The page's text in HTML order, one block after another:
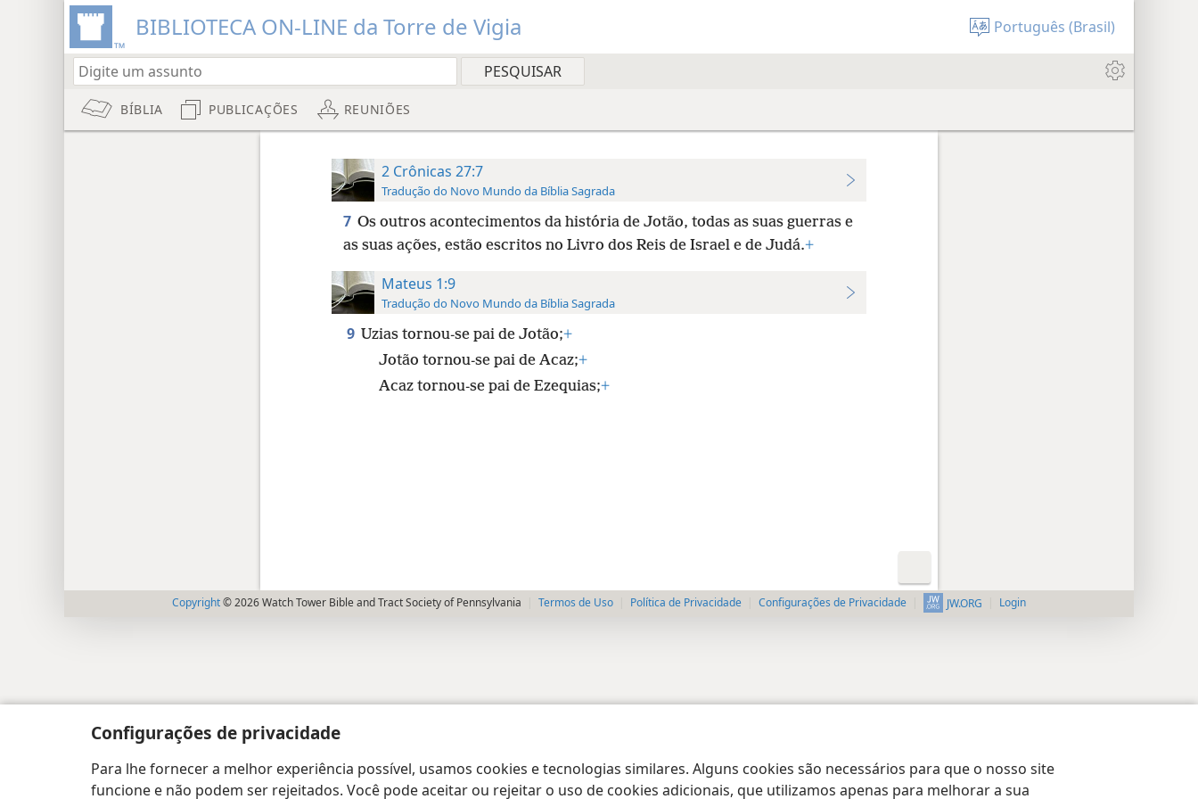
Configurações de privacidade
Para lhe fornecer a melhor experiência possível, usamos cookies e tecnologias similares. Alguns cookies são necessários para que o nosso site
funcione e não podem ser rejeitados. Você pode aceitar ou rejeitar o uso de cookies adicionais, que utilizamos apenas para melhorar a sua
BIBLIOTECA ON-LINE da Torre de Vigia Português (Brasil)
BÍBLIA PUBLICAÇÕES REUNIÕES
2 Crônicas 27:7
Tradução do Novo Mundo da Bíblia Sagrada
7 Os outros acontecimentos da história de Jotão, todas as suas guerras e
as suas ações, estão escritos no Livro dos Reis de Israel e de Judá.+
Mateus 1:9
Tradução do Novo Mundo da Bíblia Sagrada
9 Uzias tornou-se pai de Jotão;+
Jotão tornou-se pai de Acaz;+
Acaz tornou-se pai de Ezequias;+
Copyright© 2026 Watch Tower Bible and Tract Society of Pennsylvania Termos de Uso Política de Privacidade Configurações de Privacidade JW.ORG Login